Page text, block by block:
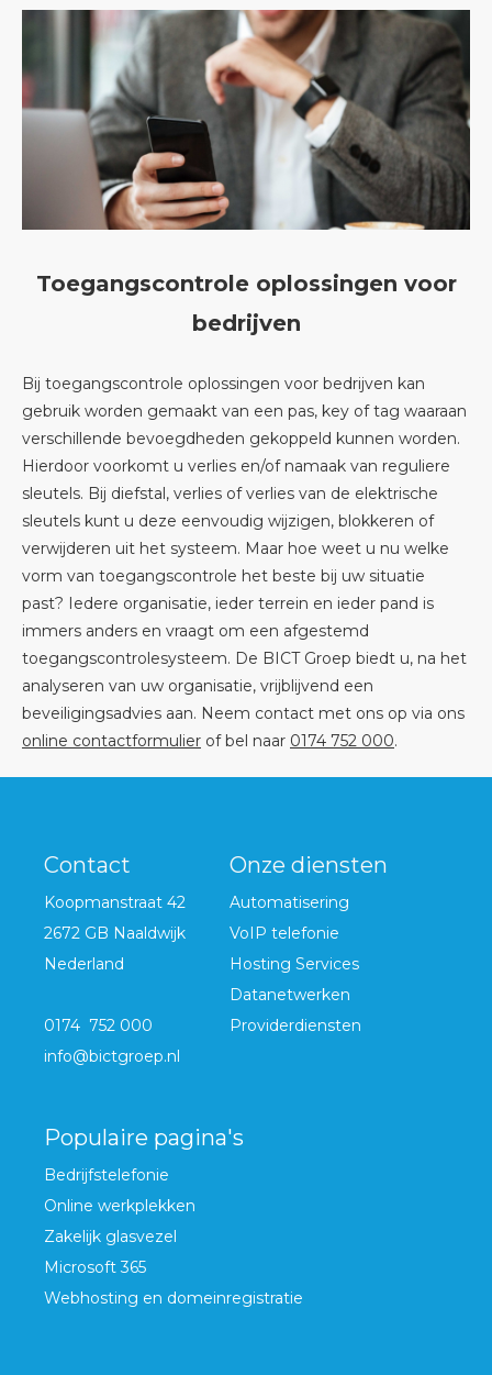
Toegangscontrole oplossingen voor
bedrijven
Bij toegangscontrole oplossingen voor bedrijven kan
gebruik worden gemaakt van een pas, key of tag waaraan
verschillende bevoegdheden gekoppeld kunnen worden.
Hierdoor voorkomt u verlies en/of namaak van reguliere
sleutels. Bij diefstal, verlies of verlies van de elektrische
sleutels kunt u deze eenvoudig wijzigen, blokkeren of
verwijderen uit het systeem. Maar hoe weet u nu welke
vorm van toegangscontrole het beste bij uw situatie
past? Iedere organisatie, ieder terrein en ieder pand is
immers anders en vraagt om een afgestemd
toegangscontrolesysteem. De BICT Groep biedt u, na het
analyseren van uw organisatie, vrijblijvend een
beveiligingsadvies aan. Neem contact met ons op via ons
online contactformulier of bel naar 0174 752 000.
Contact
Koopmanstraat 42
2672 GB Naaldwijk
Nederland
0174 752 000
info@bictgroep.nl
Onze diensten
Automatisering
VoIP telefonie
Hosting Services
Datanetwerken
Providerdiensten
Populaire pagina's
Bedrijfstelefonie
Online werkplekken
Zakelijk glasvezel
Microsoft 365
Webhosting en domeinregistratie